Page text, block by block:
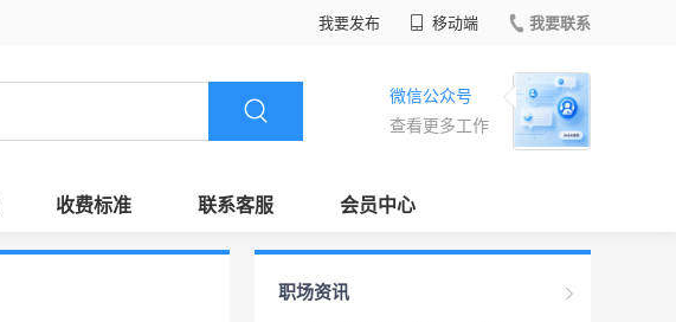
我要发布 移动端 我要联系
微信公众号
查看更多工作
收费标准 联系客服 会员中心
职场资讯